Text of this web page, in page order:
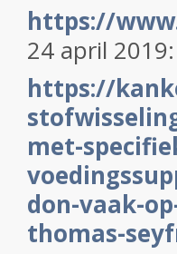
https://
24 april
https://
met-
don-vaak-
thomas-